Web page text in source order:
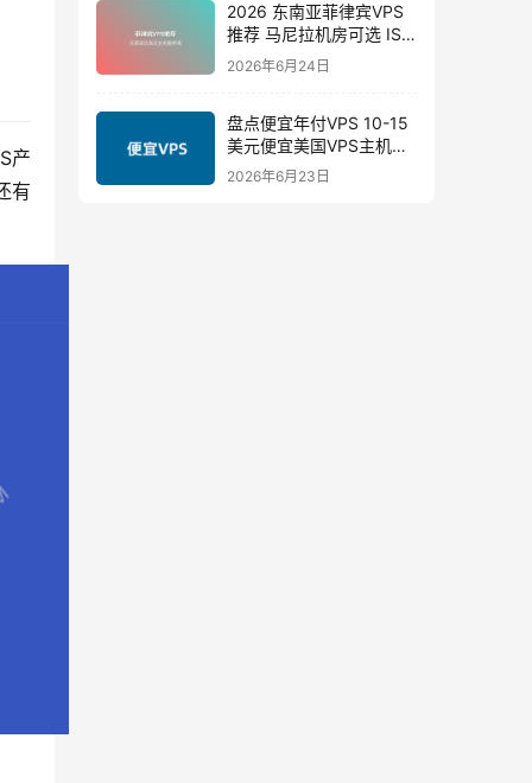
产
有
2026 东南亚菲律宾VPS
推荐 马尼拉机房可选 ISP
家宽VPS
2026年6月24日
盘点便宜年付VPS 10-15
美元便宜美国VPS主机商
和方案推荐
2026年6月23日